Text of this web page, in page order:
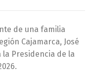
de una familia
Cajamarca, José
la Presidencia de la